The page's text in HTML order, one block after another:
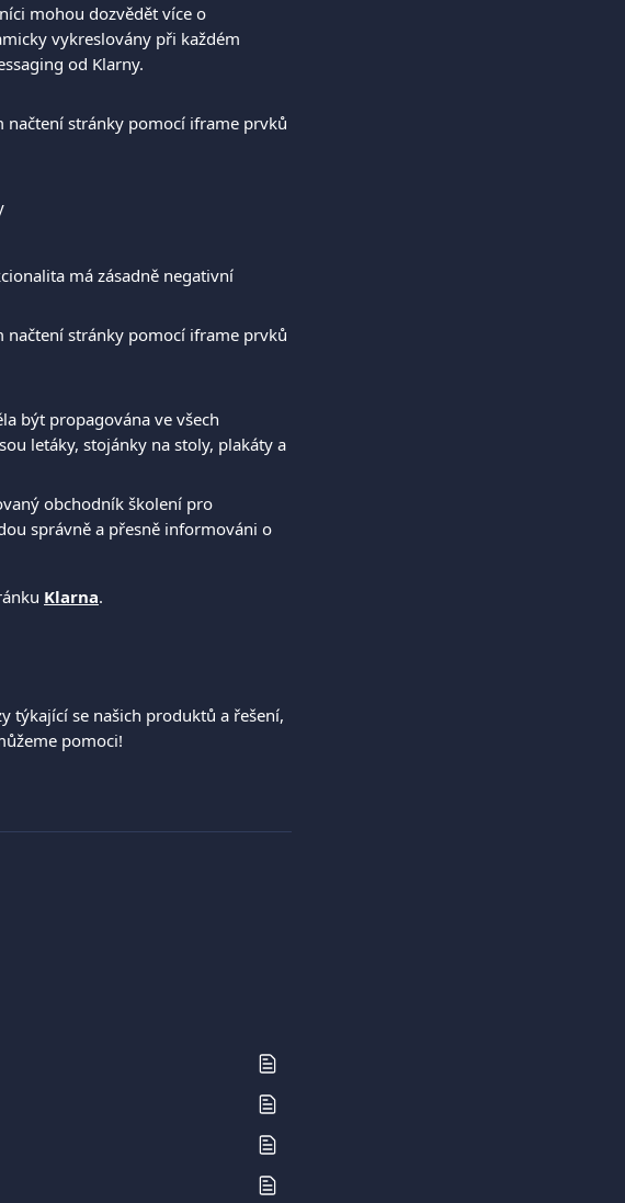
mohou dozvědět více o
vykreslovány při každém
od Klarny.
stránky pomocí iframe prvků
má zásadně negativní
stránky pomocí iframe prvků
být propagována ve všech
letáky, stojánky na stoly, plakáty a
obchodník školení pro
správně a přesně informováni o
Klarna.
týkající se našich produktů a řešení,
pomoci!